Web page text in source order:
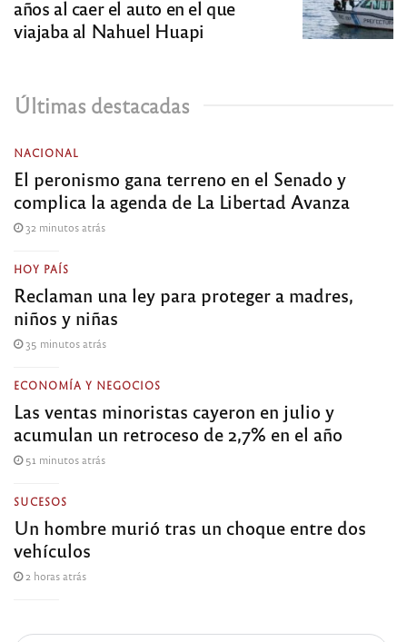
años al caer el auto en el que
viajaba al Nahuel Huapi
Últimas destacadas
NACIONAL
El peronismo gana terreno en el Senado y
complica la agenda de La Libertad Avanza
32 minutos atrás
HOY PAÍS
Reclaman una ley para proteger a madres,
niños y niñas
35 minutos atrás
ECONOMÍA Y NEGOCIOS
Las ventas minoristas cayeron en julio y
acumulan un retroceso de 2,7% en el año
51 minutos atrás
SUCESOS
Un hombre murió tras un choque entre dos
vehículos
2 horas atrás